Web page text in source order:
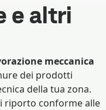
e altri
meccanica
dei prodotti
della tua zona.
riporto conforme alle